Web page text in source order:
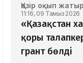
Қазір оқып жатыр
11:16, 09 Тамыз 2026
«Қазақстан
қоры
грант бөлді